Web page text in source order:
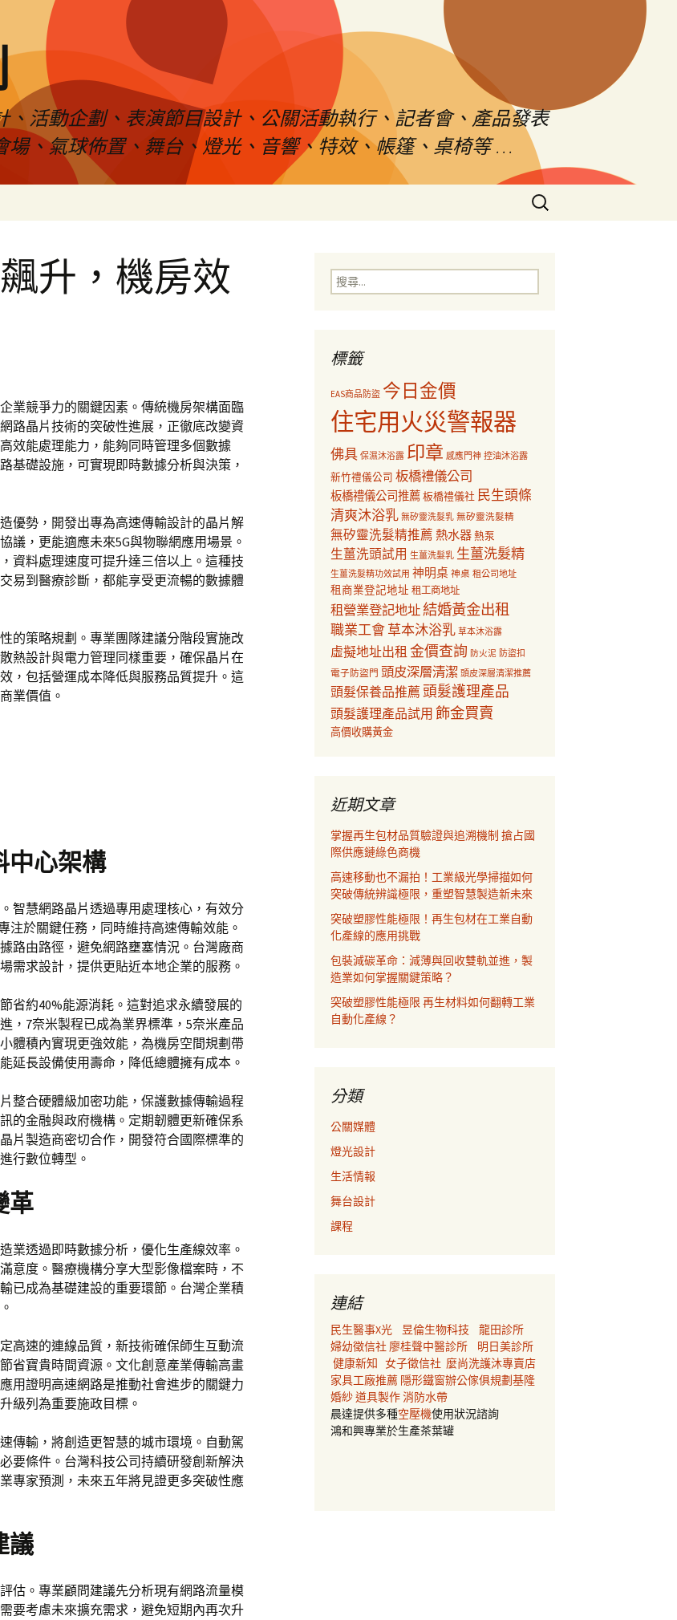
活動企劃、表演節目設計、公關活動執行、記者會、產品發表
、氣球佈置、舞台、燈光、音響、特效、帳篷、桌椅等 …
搜
尋
字:
升，機房效
業競爭力的關鍵因素。傳統機房架構面臨
路晶片技術的突破性進展，正徹底改變資
效能處理能力，能夠同時管理多個數據
基礎設施，可實現即時數據分析與決策，
優勢，開發出專為高速傳輸設計的晶片解
議，更能適應未來5G與物聯網應用場景。
資料處理速度可提升達三倍以上。這種技
易到醫療診斷，都能享受更流暢的數據體
的策略規劃。專業團隊建議分階段實施改
熱設計與電力管理同樣重要，確保晶片在
，包括營運成本降低與服務品質提升。這
業價值。
中心架構
智慧網路晶片透過專用處理核心，有效分
注於關鍵任務，同時維持高速傳輸效能。
路由路徑，避免網路壅塞情況。台灣廠商
需求設計，提供更貼近本地企業的服務。
省約40%能源消耗。這對追求永續發展的
，7奈米製程已成為業界標準，5奈米產品
體積內實現更強效能，為機房空間規劃帶
延長設備使用壽命，降低總體擁有成本。
整合硬體級加密功能，保護數據傳輸過程
的金融與政府機構。定期韌體更新確保系
片製造商密切合作，開發符合國際標準的
行數位轉型。
革
業透過即時數據分析，優化生產線效率。
意度。醫療機構分享大型影像檔案時，不
已成為基礎建設的重要環節。台灣企業積
高速的連線品質，新技術確保師生互動流
省寶貴時間資源。文化創意產業傳輸高畫
用證明高速網路是推動社會進步的關鍵力
級列為重要施政目標。
傳輸，將創造更智慧的城市環境。自動駕
要條件。台灣科技公司持續研發創新解決
專家預測，未來五年將見證更多突破性應
議
估。專業顧問建議先分析現有網路流量模
要考慮未來擴充需求，避免短期內再次升
搜
尋
標籤
EAS商品防盜 今日金價
住宅用火災警報器
佛具 保濕沐浴露 印章 感應門神 控油沐浴露
新竹禮儀公司 板橋禮儀公司
板橋禮儀公司推薦板橋禮儀社 民生頭條
清爽沐浴乳 無矽靈洗髮乳 無矽靈洗髮精
無矽靈洗髮精推薦 熱水器 熱泵
生薑洗頭試用 生薑洗髮乳 生薑洗髮精
生薑洗髮精功效試用 神明桌 神桌 租公司地址
租商業登記地址 租工商地址
租營業登記地址結婚黃金出租
職業工會草本沐浴乳 草本沐浴露
虛擬地址出租 金價查詢 防火泥 防盜扣
電子防盜門 頭皮深層清潔 頭皮深層清潔推薦
頭髮保養品推薦 頭髮護理產品
頭髮護理產品試用 飾金買賣
高價收購黃金
近期文章
掌握再生包材品質驗證與追溯機制 搶占國
際供應鏈綠色商機
高速移動也不漏拍！工業級光學掃描如何
突破傳統辨識極限，重塑智慧製造新未來
突破塑膠性能極限！再生包材在工業自動
化產線的應用挑戰
包裝減碳革命：減薄與回收雙軌並進，製
造業如何掌握關鍵策略？
突破塑膠性能極限 再生材料如何翻轉工業
自動化產線？
分類
公關媒體
燈光設計
生活情報
舞台設計
課程
連結
民生醫事X光 昱倫生物科技
龍田診所
婦幼徵信社 廖桂聲中醫診所
明日美診所
健康新知 女子徵信社 麼尚洗護沐專賣店
家具工廠推薦 隱形鐵窗辦公傢俱規劃基隆
婚紗道具製作消防水帶
晨達提供多種空壓機使用狀況諮詢
鴻和興專業於生產茶葉罐